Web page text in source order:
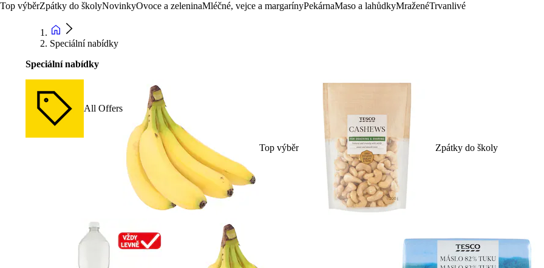
Top výběrZpátky do školyNovinkyOvoce a zeleninaMléčné, vejce a margarínyPekárnaMaso a lahůdkyMraženéTrvanlivé
Speciální nabídky
Speciální nabídky
All Offers
Top výběr Zpátky do školy